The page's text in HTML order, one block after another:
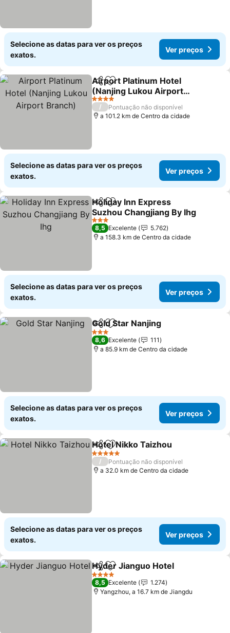
Selecione as datas para ver os preços
exatos.
Ver preços
PartilharAdicionar aos favoritos
Airport Platinum Hotel
(Nanjing Lukou Airport
Branch)
4 Estrelas
/
Pontuação não disponível
a 101.2 km de Centro da cidade
Selecione as datas para ver os preços
exatos.
Ver preços
PartilharAdicionar aos favoritos
Holiday Inn Express
Suzhou Changjiang By Ihg
3 Estrelas
8,5 Excelente
5.762
a 158.3 km de Centro da cidade
Selecione as datas para ver os preços
exatos.
Ver preços
PartilharAdicionar aos favoritos
Gold Star Nanjing
3 Estrelas
8,6 Excelente
111
a 85.9 km de Centro da cidade
Selecione as datas para ver os preços
exatos.
Ver preços
PartilharAdicionar aos favoritos
Hotel Nikko Taizhou
5 Estrelas
/
Pontuação não disponível
a 32.0 km de Centro da cidade
Selecione as datas para ver os preços
exatos.
Ver preços
PartilharAdicionar aos favoritos
Hyder Jianguo Hotel
4 Estrelas
8,5 Excelente
1.274
Yangzhou, a 16.7 km de Jiangdu